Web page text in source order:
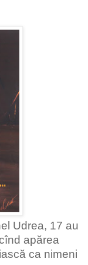
Udrea, 17 au
apărea
ca nimeni